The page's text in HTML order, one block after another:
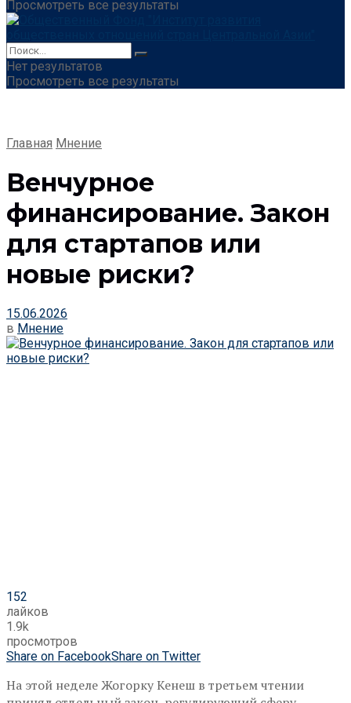
Просмотреть все результаты
Нет результатов
Просмотреть все результаты
Главная Мнение
Венчурное
финансирование. Закон
для стартапов или
новые риски?
15.06.2026
в Мнение
152
лайков
1.9k
просмотров
Share on FacebookShare on Twitter
На этой неделе Жогорку Кенеш в третьем чтении